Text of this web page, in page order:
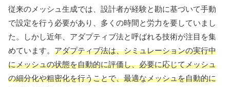
従来のメッシュ生成では、設計者が経験と勘に基づいて手動
で設定を行う必要があり、多くの時間と労力を要していまし
た。しかし近年、アダプティブ法と呼ばれる技術が注目を集
めています。 アダプティブ法は、シミュレーションの実行中
にメッシュの状態を自動的に評価し、必要に応じてメッシュ
の細分化や粗密化を行うことで、最適なメッシュを自動的に